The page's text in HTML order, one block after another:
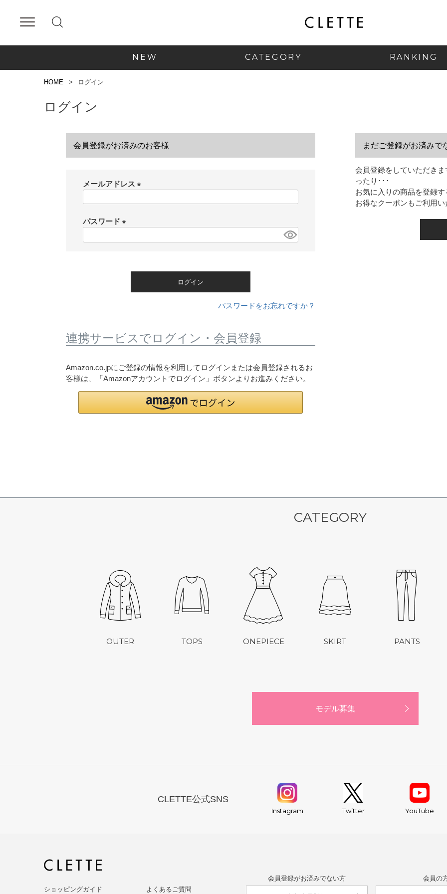
NEW CATEGORY RANKING
HOME ログイン
ログイン
会員登録がお済みのお客様
メールアドレス
パスワード
ログイン
パスワードをお忘れですか？
連携サービスでログイン・会員登録
Amazon.co.jpにご登録の情報を利用してログインまたは会員登録されるお
客様は、「Amazonアカウントでログイン」ボタンよりお進みください。
まだご登録がお済みで
会員登録をしていただき
ったり･･･
お気に入りの商品を登録
お得なクーポンもご利用
CATEGORY
OUTER TOPS ONEPIECE SKIRT PANTS
モデル募集
CLETTE公式SNS
Instagram Twitter YouTube
会員登録がお済みでない方 会員の
ショッピングガイド よくあるご質問